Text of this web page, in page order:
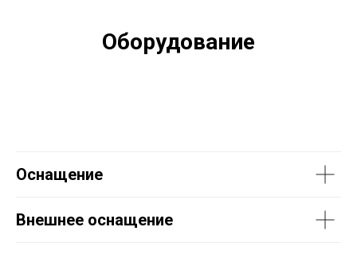
Оборудование
Оснащение
Внешнее оснащение